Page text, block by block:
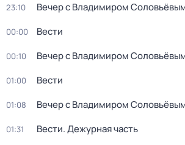
23:10 Вечер с Владимиром
00:00 Вести
00:10 Вечер с Владимиром
01:00 Вести
01:08 Вечер с Владимиром
01:31 Вести. Дежурная часть